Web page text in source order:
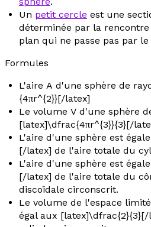
Un petit cercle est une
déterminée par la
plan qui ne passe pas par
Formules
L'aire A d'une sphère de
{4πr^{2}}[/latex]
Le volume V d'une sphère
[latex]\dfrac{4πr^{3}}{3}[/
L'aire d'une sphère est
[/latex] de l'aire totale du
L'aire d'une sphère est
[/latex] de l'aire totale du
discoïdale circonscrit.
Le volume de l'espace
égal aux